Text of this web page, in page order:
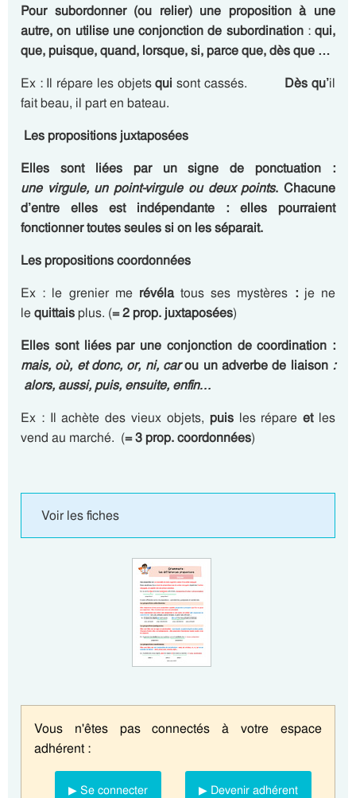
Pour subordonner (ou relier) une proposition à une
autre, on utilise une conjonction de subordination: qui,
que, puisque, quand, lorsque, si, parce que, dès que …
Ex : Il répare les objetsquisont cassés. Dès qu’il
fait beau, il part en bateau.
Les propositions juxtaposées
Elles sont liées par un signe de ponctuation :
une virgule, un point-virgule ou deux points.Chacune
d’entre elles est indépendante : elles pourraient
fonctionner toutes seules si on les séparait.
Les propositions coordonnées
Ex : le grenier me révélatous ses mystères :je ne
lequittaisplus. (= 2 prop. juxtaposées)
Elles sont liées par une conjonction de coordination :
mais, où, et donc, or, ni, car ou un adverbe de liaison :
alors, aussi, puis, ensuite, enfin…
Ex : Il achète des vieux objets, puisles répareetles
vend au marché. (= 3 prop. coordonnées)
Voir les fiches
Vous n'êtes pas connectés à votre espace
adhérent :
▶ Se connecter ▶ Devenir adhérent